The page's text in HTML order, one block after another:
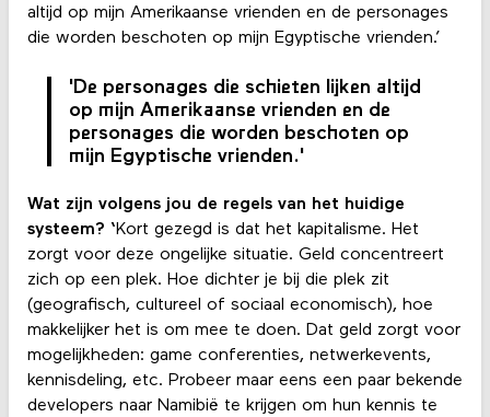
altijd op mijn Amerikaanse vrienden en de personages
die worden beschoten op mijn Egyptische vrienden.’
'De personages die schieten lijken altijd
op mijn Amerikaanse vrienden en de
personages die worden beschoten op
mijn Egyptische vrienden.'
Wat zijn volgens jou de regels van het huidige
systeem? ‘Kort gezegd is dat het kapitalisme. Het
zorgt voor deze ongelijke situatie. Geld concentreert
zich op een plek. Hoe dichter je bij die plek zit
(geografisch, cultureel of sociaal economisch), hoe
makkelijker het is om mee te doen. Dat geld zorgt voor
mogelijkheden: game conferenties, netwerkevents,
kennisdeling, etc. Probeer maar eens een paar bekende
developers naar Namibië te krijgen om hun kennis te